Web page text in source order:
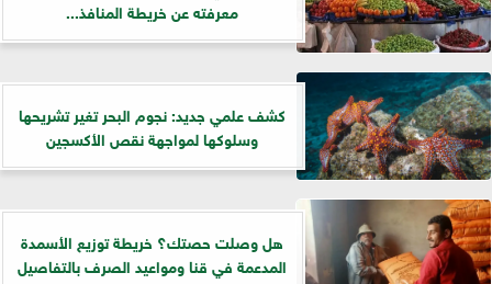
معرفته عن خريطة المنافذ...
كشف علمي جديد: نجوم البحر تغير تشريحها
وسلوكها لمواجهة نقص الأكسجين
هل وصلت حصتك؟ خريطة توزيع الأسمدة
المدعمة في قنا ومواعيد الصرف بالتفاصيل